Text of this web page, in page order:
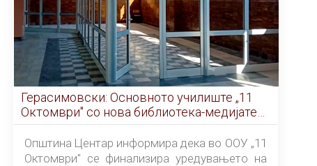
Герасимовски: Основното училиште „11
Октомври" со нова библиотека-медијатека
од септември
Општина Центар информира дека во ООУ „11
Октомври" се финализира уредувањето на